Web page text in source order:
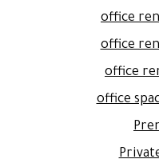
office
office
office
office